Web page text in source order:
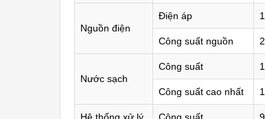
Nguồn điện
Điện áp
Công suất nguồn
Nước sạch
Công suất
Công suất cao nhất